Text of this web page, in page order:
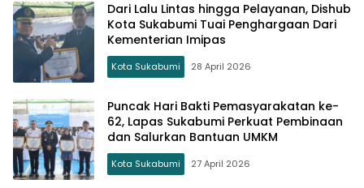
Dari Lalu Lintas hingga Pelayanan, Dishub
Kota Sukabumi Tuai Penghargaan Dari
Kementerian Imipas
Kota Sukabumi 28 April 2026
Puncak Hari Bakti Pemasyarakatan ke-
62, Lapas Sukabumi Perkuat Pembinaan
dan Salurkan Bantuan UMKM
Kota Sukabumi 27 April 2026